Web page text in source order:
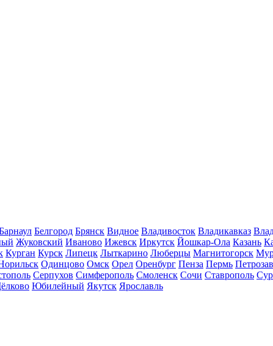
Белгород Брянск Видное Владивосток Владикавказ
Жуковский Иваново Ижевск Иркутск Йошкар-Ола Казань
Курган Курск Липецк Лыткарино Люберцы Магнитогорск
Одинцово Омск Орел Оренбург Пенза Пермь
Серпухов Симферополь Смоленск Сочи Ставрополь
Юбилейный Якутск Ярославль